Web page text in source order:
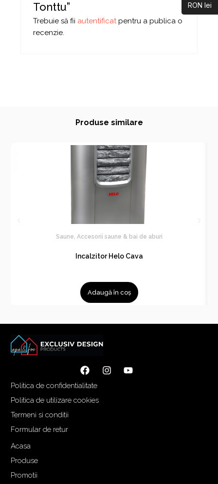
Tonttu”
Trebuie să fii autentificatpentru a publica o
recenzie.
Produse similare
Saune Accesorii saune & bai de aburi
Incalzitor Helo Cava
Adaugă în coș
Politica de confidentialitate
Politica de utilizare cookies
Termeni si conditii
Formular de retur
Acasa
Produse
Promotii
RON lei